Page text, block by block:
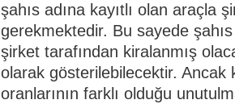
şahıs adına kayıtlı olan araçla
gerekmektedir. Bu sayede
şirket tarafından kiralanmış
olarak gösterilebilecektir. Ancak
oranlarının farklı olduğu